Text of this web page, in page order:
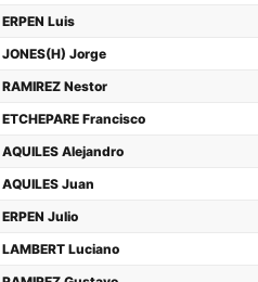
ERPEN Luis
JONES(H) Jorge
RAMIREZ Nestor
ETCHEPARE Francisco
AQUILES Alejandro
AQUILES Juan
ERPEN Julio
LAMBERT Luciano